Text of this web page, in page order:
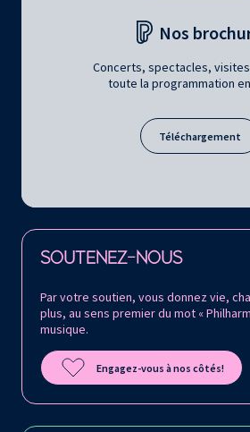
Nos
Concerts, spectacles,
toute la programmation
Téléchargement
SOUTENEZ-NOUS
Par votre soutien, vous donnez vie,
plus, au sens premier du mot «
musique.
Engagez-vous à nos côtés!
Retrouvez la Philharmonie de Paris sur